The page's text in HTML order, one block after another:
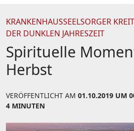
KRANKENHAUSSEELSORGER
DER DUNKLEN JAHRESZEIT
Spirituelle
Herbst
VERÖFFENTLICHT AM 01.10.2019 UM
4 MINUTEN